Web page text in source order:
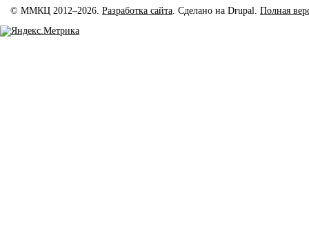
© ММКЦ 2012–2026. Разработка сайта. Сделано на Drupal. Полная